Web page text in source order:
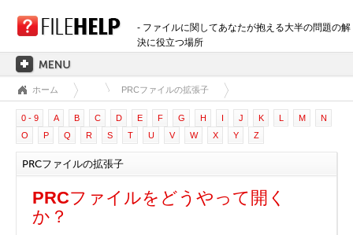
- ファイルに関してあなたが抱える大半の問題の解
決に役立つ場所
ホーム
拡張子のカテゴリー
3D画像ファイル
音声ファイル
CADファイル
ホーム PRCファイルの拡張子
0 - 9 A B C D E F G H I J K L M
N
O
P Q R S T U V W X Y Z
PRCファイルの拡張子
PRCファイルをどうやって開く
か？